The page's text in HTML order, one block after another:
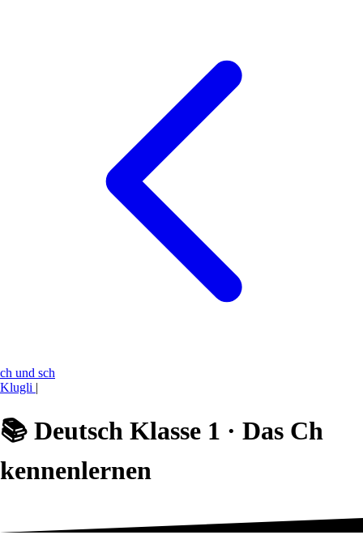
ch und sch
Klugli |
📚 Deutsch Klasse 1 · Das Ch
kennenlernen